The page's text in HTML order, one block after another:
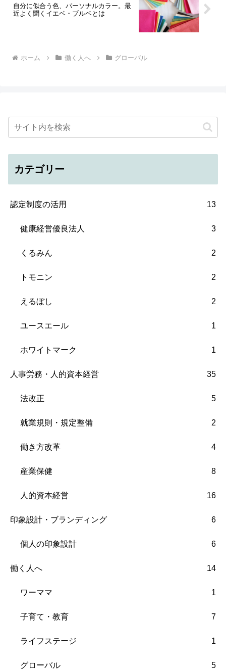
自分に似合う色、パーソナルカラー。最
近よく聞くイエベ・ブルベとは
ホーム 働く人へ グローバル
カテゴリー
認定制度の活用 13
健康経営優良法人 3
くるみん 2
トモニン 2
えるぼし 2
ユースエール 1
ホワイトマーク 1
人事労務・人的資本経営 35
法改正 5
就業規則・規定整備 2
働き方改革 4
産業保健 8
人的資本経営 16
印象設計・ブランディング 6
個人の印象設計 6
働く人へ 14
ワーママ 1
子育て・教育 7
ライフステージ 1
グローバル 5